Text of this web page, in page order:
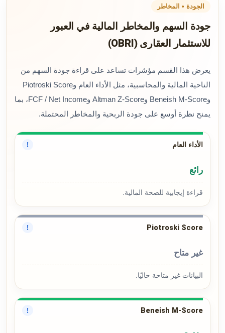
الجودة • المخاطر
جودة السهم والمخاطر المالية في العبور
للاستثمار العقارى (OBRI)
يعرض هذا القسم مؤشرات تساعد على قراءة جودة السهم من
الناحية المالية والمحاسبية، مثل الأداء العام وPiotroski Score
وBeneish M-Score وAltman Z-Score وFCF / Net Income، بما
يمنح نظرة أوسع على جودة الربحية والمخاطر المحتملة.
الأداء العام !
رائع
قراءة إيجابية للصحة المالية.
Piotroski Score
!
غير متاح
البيانات غير متاحة حاليًا.
Beneish M-Score
!